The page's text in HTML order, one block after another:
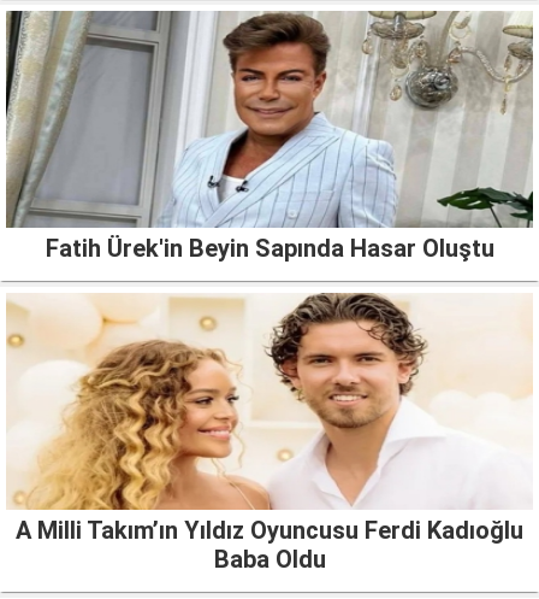
Fatih Ürek'in Beyin Sapında Hasar Oluştu
A Milli Takım’ın Yıldız Oyuncusu Ferdi Kadıoğlu
Baba Oldu